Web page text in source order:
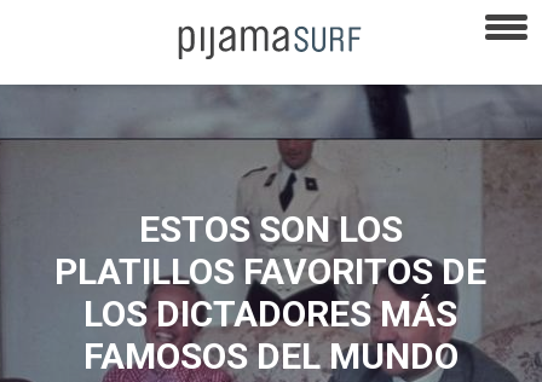
ESTOS SON LOS
PLATILLOS FAVORITOS DE
LOS DICTADORES MÁS
FAMOSOS DEL MUNDO